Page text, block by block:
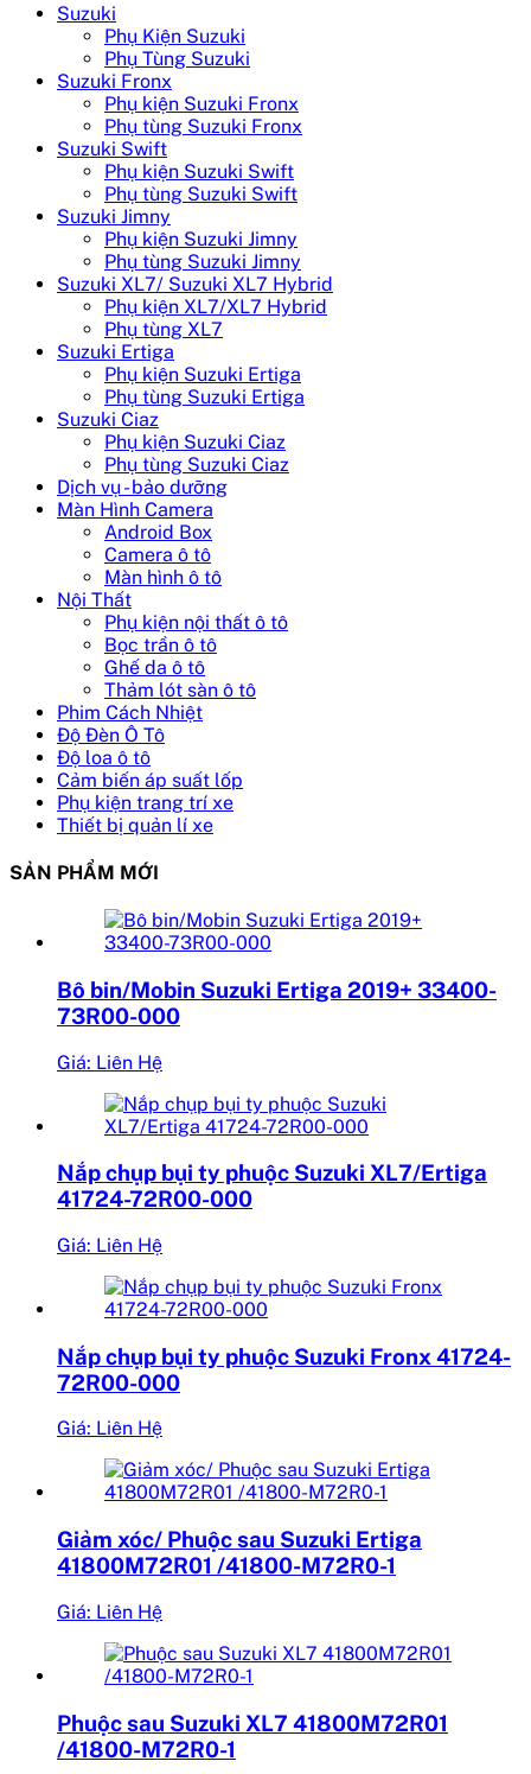
Suzuki
Phụ Kiện Suzuki
Phụ Tùng Suzuki
Suzuki Fronx
Phụ kiện Suzuki Fronx
Phụ tùng Suzuki Fronx
Suzuki Swift
Phụ kiện Suzuki Swift
Phụ tùng Suzuki Swift
Suzuki Jimny
Phụ kiện Suzuki Jimny
Phụ tùng Suzuki Jimny
Suzuki XL7/ Suzuki XL7 Hybrid
Phụ kiện XL7/XL7 Hybrid
Phụ tùng XL7
Suzuki Ertiga
Phụ kiện Suzuki Ertiga
Phụ tùng Suzuki Ertiga
Suzuki Ciaz
Phụ kiện Suzuki Ciaz
Phụ tùng Suzuki Ciaz
Dịch vụ - bảo dưỡng
Màn Hình Camera
Android Box
Camera ô tô
Màn hình ô tô
Nội Thất
Phụ kiện nội thất ô tô
Bọc trần ô tô
Ghế da ô tô
Thảm lót sàn ô tô
Phim Cách Nhiệt
Độ Đèn Ô Tô
Độ loa ô tô
Cảm biến áp suất lốp
Phụ kiện trang trí xe
Thiết bị quản lí xe
SẢN PHẨM MỚI
Bô bin/Mobin Suzuki Ertiga 2019+ 33400-
73R00-000
Giá: Liên Hệ
Nắp chụp bụi ty phuộc Suzuki XL7/Ertiga
41724-72R00-000
Giá: Liên Hệ
Nắp chụp bụi ty phuộc Suzuki Fronx 41724-
72R00-000
Giá: Liên Hệ
Giảm xóc/ Phuộc sau Suzuki Ertiga
41800M72R01 /41800-M72R0-1
Giá: Liên Hệ
Phuộc sau Suzuki XL7 41800M72R01
/41800-M72R0-1